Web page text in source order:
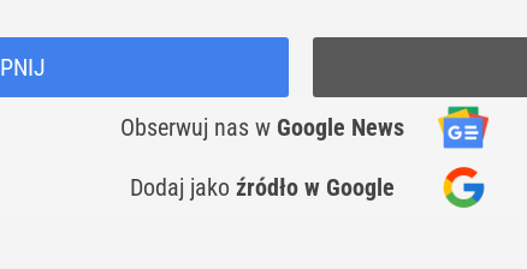
Obserwuj nas w Google News
Dodaj jako źródło w Google